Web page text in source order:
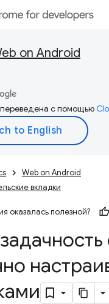
on Android
с помощью
Web on Android
вкладки
оказалась полезной?